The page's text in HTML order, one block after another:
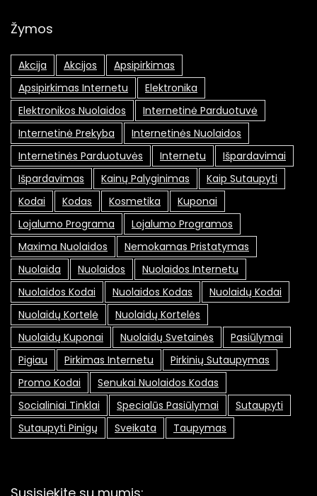
Žymos
Akcija Akcijos
Apsipirkimas
Apsipirkimas Internetu
Elektronika
Elektronikos Nuolaidos
Internetinė Parduotuvė
Internetinė Prekyba
Internetinės Nuolaidos
Internetinės Parduotuvės
Internetu
Išpardavimai
Išpardavimas
Kainų Palyginimas
Kaip Sutaupyti
Kodai
Kodas Kosmetika
Kuponai
Lojalumo Programa
Lojalumo Programos
Maxima Nuolaidos
Nemokamas Pristatymas
Nuolaida
Nuolaidos
Nuolaidos Internetu
Nuolaidos Kodai
Nuolaidos Kodas
Nuolaidų Kodai
Nuolaidų Kortelė
Nuolaidų Kortelės
Nuolaidų Kuponai
Nuolaidų Svetainės
Pasiūlymai
Pigiau
Pirkimas Internetu
Pirkinių Sutaupymas
Promo Kodai
Senukai Nuolaidos Kodas
Socialiniai Tinklai
Specialūs Pasiūlymai
Sutaupyti
Sutaupyti Pinigų
Sveikata Taupymas
Susisiekite su mumis: